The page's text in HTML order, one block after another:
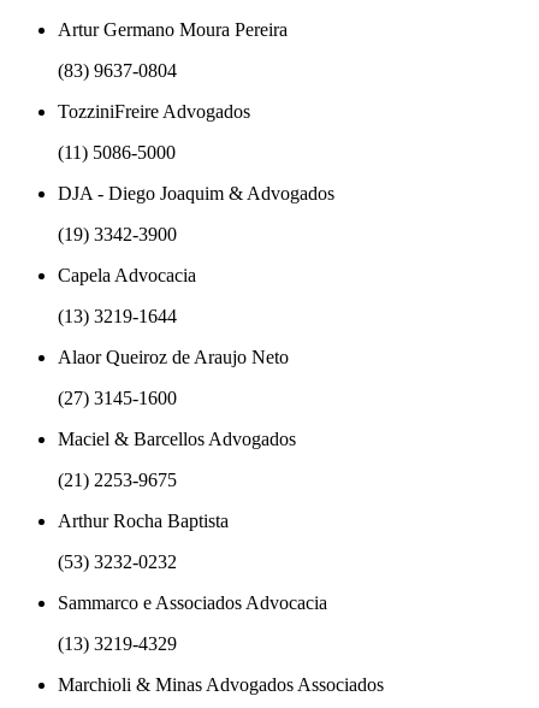
Artur Germano Moura Pereira
(83) 9637-0804
TozziniFreire Advogados
(11) 5086-5000
DJA - Diego Joaquim & Advogados
(19) 3342-3900
Capela Advocacia
(13) 3219-1644
Alaor Queiroz de Araujo Neto
(27) 3145-1600
Maciel & Barcellos Advogados
(21) 2253-9675
Arthur Rocha Baptista
(53) 3232-0232
Sammarco e Associados Advocacia
(13) 3219-4329
Marchioli & Minas Advogados Associados